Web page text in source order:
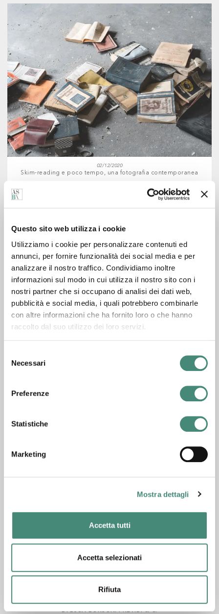
Questo sito web utilizza i cookie
Utilizziamo i cookie per personalizzare contenuti ed
annunci, per fornire funzionalità dei social media e per
analizzare il nostro traffico. Condividiamo inoltre
informazioni sul modo in cui utilizza il nostro sito con i
nostri partner che si occupano di analisi dei dati web,
pubblicità e social media, i quali potrebbero combinarle
con altre informazioni che ha fornito loro o che hanno
raccolto dal suo utilizzo dei loro servizi.
delNecessari
Preferenze
Statistiche
Marketing
Mostra dettagli
Accetta tutti
Accetta selezionati
Rifiuta
02/12/2020
Skim-reading e poco tempo, una fotografia contemporanea
09/03/2020
ASB\COMUNICAZIONE #Mangiaitaliano
Dalla libreria a Instagram: book influencer alla riscossa!
ASB COMUNICAZIONE SRL
DI LUCA BORSONI PREVIDI & C.